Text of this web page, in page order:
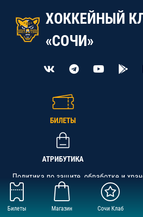
Билеты Магазин Сочи Клаб
ХОККЕЙНЫЙ
«СОЧИ»
БИЛЕТЫ
АТРИБУТИКА
Политика по защите, обработке и
данных
АНО «СК «Кубань-Регион», ОГРН